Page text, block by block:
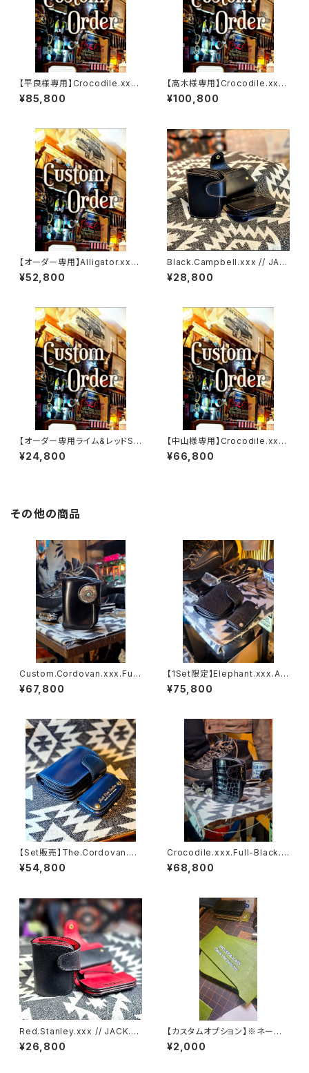
【平良様専用】Crocodile.xxx.
ORIENTAL-BLUE.Edition// J
ACK.RIDE.MSW
¥85,800
【高木様専用】Crocodile.xx
x."HIMARAYA".Edition// JAC
K.RIDE.SSW
¥100,800
【オーダー専用】Alligator.xxx.
Peacock,Blue.Edition// JA
CK.RIDE.SSW
¥52,800
Black.Campbell.xxx // JAC
K.RIDE.SSW
¥28,800
【オーダー専用ライム&レッドSS
W
¥24,800
【中山様専用】Crocodile.xxx.
Edition// JACK.RIDE.SSW
¥66,800
その他の商品
Custom.Cordovan.xxx.Full
-Black.Edition // JACK.RID
E.SSW
¥67,800
【1Set限定】Elephant.xxx.As
h'Gray-Black.Edition// JAC
K.RIDE.SSW
¥75,800
【Set販売】The.Cordovan.xx
x.NAVY.BLUE.Edition// JAC
K.RIDE.SSW
¥54,800
Crocodile.xxx.Full-Black.E
dition// JACK.RIDE.SSW
¥68,800
Red.Stanley.xxx // JACK.RI
DE.SSW
¥26,800
【カスタムオプション】※ネーム
入れ加工
¥2,000